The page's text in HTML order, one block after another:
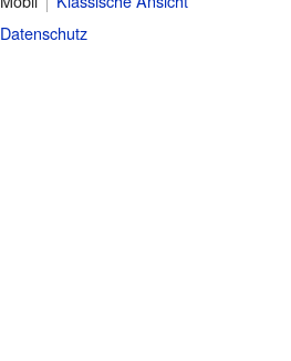
Datenschutz